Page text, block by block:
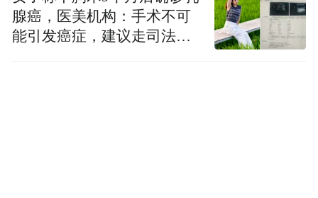
腺癌，医美机构：手术不可
能引发癌症，建议走司法途